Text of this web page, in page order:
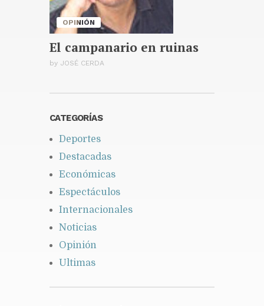
OPINIÓN
El campanario en ruinas
by JOSÉ CERDA
CATEGORÍAS
Deportes
Destacadas
Económicas
Espectáculos
Internacionales
Noticias
Opinión
Ultimas